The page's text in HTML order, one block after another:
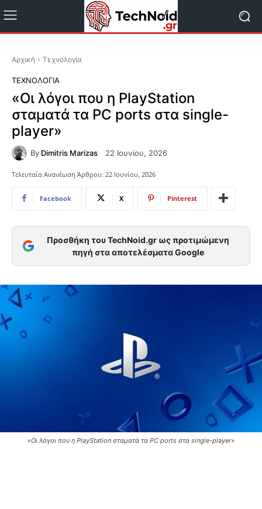
Αρχική Τεχνολογία
ΤΕΧΝΟΛΟΓΊΑ
«Οι λόγοι που η PlayStation
σταματά τα PC ports στα single-
player»
By Dimitris Marizas 22 Ιουνίου, 2026
Τελευταία Ανανέωση Άρθρου: 22 Ιουνίου, 2026
Facebook X Pinterest
Προσθήκη του TechNoid.gr ως προτιμώμενη
πηγή στα αποτελέσματα Google
«Οι λόγοι που η PlayStation σταματά τα PC ports στα single-player»